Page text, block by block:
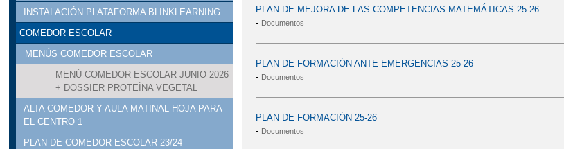
INSTALACIÓN PLATAFORMA BLINKLEARNING
COMEDOR ESCOLAR
MENÚS COMEDOR ESCOLAR
MENÚ COMEDOR ESCOLAR JUNIO 2026
+ DOSSIER PROTEÍNA VEGETAL
ALTA COMEDOR Y AULA MATINAL HOJA PARA
EL CENTRO 1
PLAN DE COMEDOR ESCOLAR 23/24
PLAN DE MEJORA DE LAS COMPETENCIAS MATEMÁTICAS 25-26
- Documentos
PLAN DE FORMACIÓN ANTE EMERGENCIAS 25-26
- Documentos
PLAN DE FORMACIÓN 25-26
- Documentos